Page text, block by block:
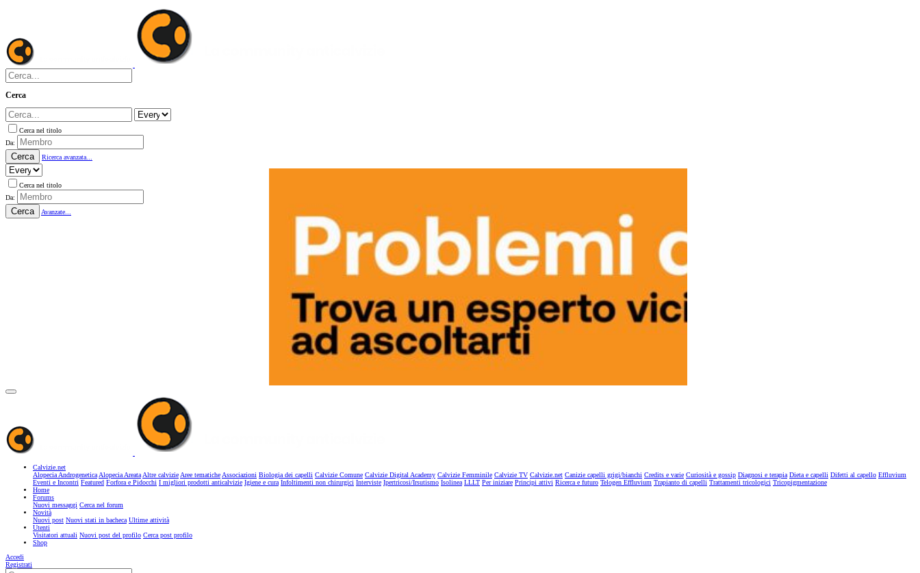
Cerca
Cerca nel titolo
Da:
Cerca Ricerca avanzata...
Cerca nel titolo
Da:
Cerca Avanzate...
Calvizie.net
Alopecia AndrogeneticaAlopecia AreataAltre calvizieAree tematicheAssociazioni Biologia dei capelli Calvizie Comune Calvizie Digital Academy Calvizie Femminile Calvizie TV Calvizie.net Canizie capelli grigi/bianchi Credits e varie Curiosità e gossip Diagnosi e terapia Dieta e capelli Difetti al capello Effluvium
Eventi e Incontri Featured Forfora e Pidocchi I migliori prodotti anticalvizie Igiene e cura Infoltimenti non chirurgici Interviste Ipertricosi/Irsutismo Isolinea LLLT Per iniziare Principi attivi Ricerca e futuro Telogen Effluvium Trapianto di capelli Trattamenti tricologici Tricopigmentazione
Home
Forums
Nuovi messaggi Cerca nel forum
Novità
Nuovi post Nuovi stati in bacheca Ultime attività
Utenti
Visitatori attuali Nuovi post del profilo Cerca post profilo
Shop
Accedi
Registrati